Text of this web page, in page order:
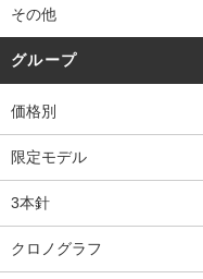
その他
グループ
価格別
限定モデル
3本針
クロノグラフ